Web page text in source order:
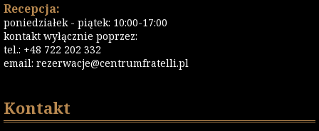
Recepcja:
poniedziałek - piątek: 10:00-17:00
kontakt wyłącznie poprzez:
tel.: +48 722 202 332
email: rezerwacje@centrumfratelli.pl
Kontakt